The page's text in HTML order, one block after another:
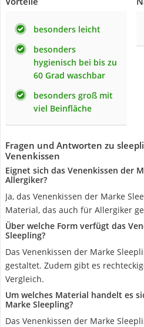
besonders leicht
besonders
hygienisch bei bis zu
60 Grad waschbar
besonders groß mit
viel Beinfläche
Fragen und Antworten zu
Venenkissen
Eignet sich das Venenkissen der
Allergiker?
Ja, das Venenkissen der Marke
Material, das auch für Allergiker
Über welche Form verfügt das
Sleepling?
Das Venenkissen der Marke
gestaltet. Zudem gibt es
Vergleich.
Um welches Material handelt es
Marke Sleepling?
Das Venenkissen der Marke